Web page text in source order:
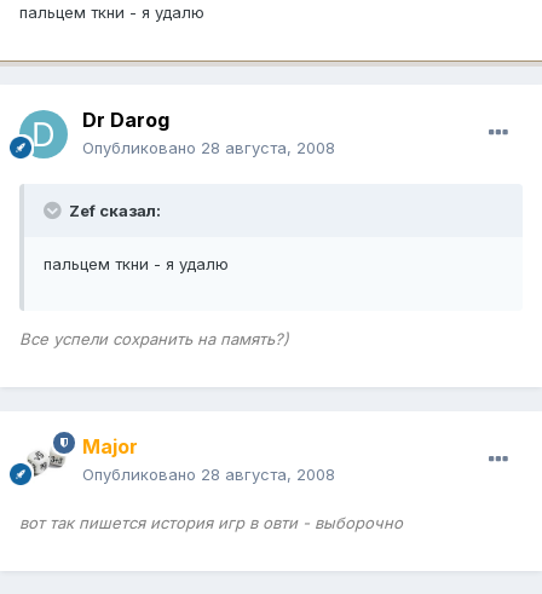
пальцем ткни - я удалю
Dr Darog
Опубликовано 28 августа, 2008
Zef сказал:
пальцем ткни - я удалю
Все успели сохранить на память?)
Major
Опубликовано 28 августа, 2008
вот так пишется история игр в овти - выборочно